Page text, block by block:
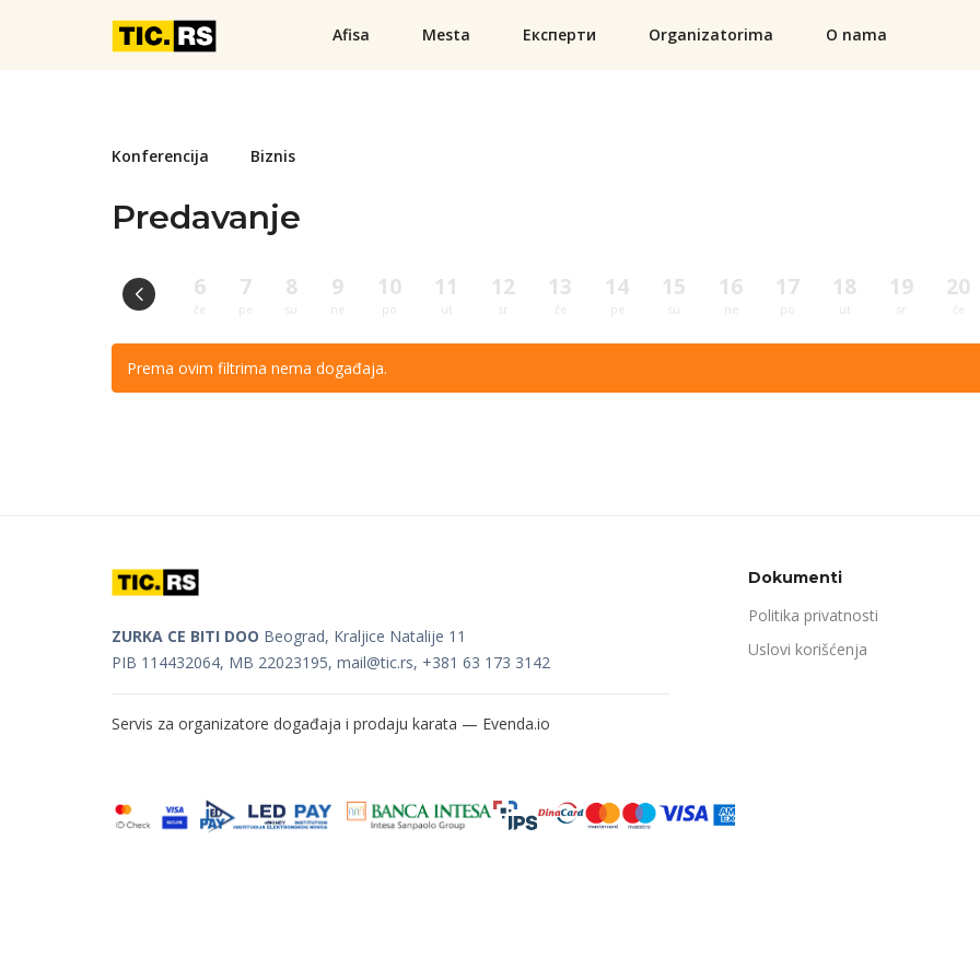
Afisa Mesta Експерти Organizatorima O nama
Konferencija Biznis
Predavanje
6
če
7
pe
8
su
9
ne
10
po
11
ut
12
sr
13
če
14
pe
15
su
16
ne
17
po
18
ut
19
sr
20
če
Prema ovim filtrima nema događaja.
ZURKA CE BITI DOO Beograd, Kraljice Natalije 11
PIB 114432064, MB 22023195, mail@tic.rs, +381 63 173 3142
Servis za organizatore događaja i prodaju karata — Evenda.io
Dokumenti
Politika privatnosti
Uslovi korišćenja